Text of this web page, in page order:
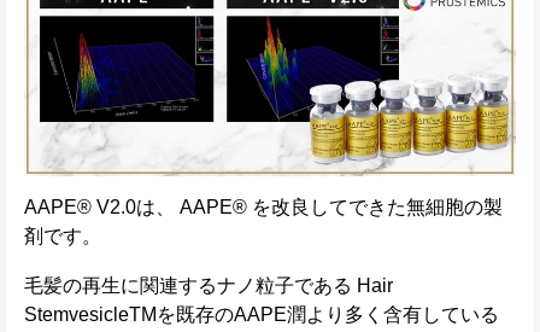
AAPE® V2.0は、 AAPE® を改良してできた無細胞の製
剤です。
毛髪の再生に関連するナノ粒子である Hair
StemvesicleTMを既存のAAPE潤より多く含有している